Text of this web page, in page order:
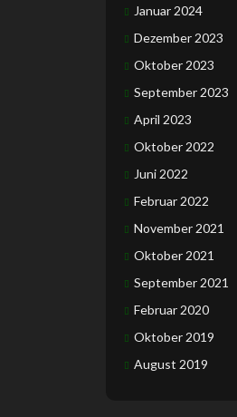
Januar 2024
Dezember 2023
Oktober 2023
September 2023
April 2023
Oktober 2022
Juni 2022
Februar 2022
November 2021
Oktober 2021
September 2021
Februar 2020
Oktober 2019
August 2019